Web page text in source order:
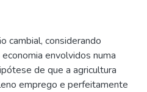
cambial, considerando
envolvidos numa
de que a agricultura
emprego e perfeitamente